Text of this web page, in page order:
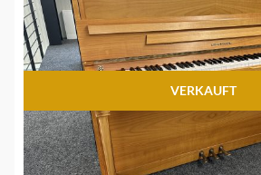
VERKAUFT